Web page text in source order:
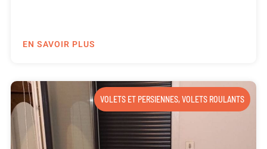
EN SAVOIR PLUS
VOLETS ET PERSIENNES,VOLETS ROULANTS